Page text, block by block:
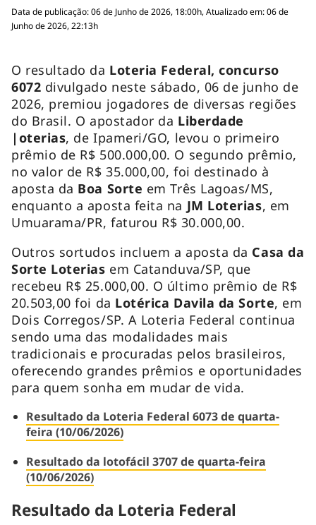
Data de publicação: 06 de Junho de 2026, 18:00h, Atualizado em: 06 de
Junho de 2026, 22:13h
O resultado da Loteria Federal, concurso
6072 divulgado neste sábado, 06 de junho de
2026, premiou jogadores de diversas regiões
do Brasil. O apostador da Liberdade
|oterias, de Ipameri/GO, levou o primeiro
prêmio de R$ 500.000,00. O segundo prêmio,
no valor de R$ 35.000,00, foi destinado à
aposta da Boa Sorte em Três Lagoas/MS,
enquanto a aposta feita na JM Loterias, em
Umuarama/PR, faturou R$ 30.000,00.
Outros sortudos incluem a aposta da Casa da
Sorte Loterias em Catanduva/SP, que
recebeu R$ 25.000,00. O último prêmio de R$
20.503,00 foi da Lotérica Davila da Sorte, em
Dois Corregos/SP. A Loteria Federal continua
sendo uma das modalidades mais
tradicionais e procuradas pelos brasileiros,
oferecendo grandes prêmios e oportunidades
para quem sonha em mudar de vida.
Resultado da Loteria Federal 6073 de quarta-
feira (10/06/2026)
Resultado da lotofácil 3707 de quarta-feira
(10/06/2026)
Resultado da Loteria Federal